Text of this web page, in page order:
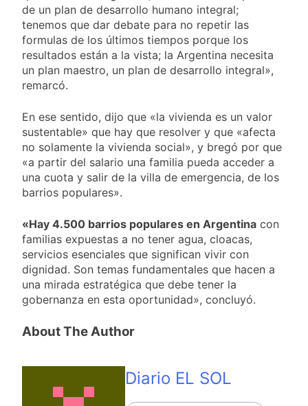
de un plan de desarrollo humano integral;
tenemos que dar debate para no repetir las
formulas de los últimos tiempos porque los
resultados están a la vista; la Argentina necesita
un plan maestro, un plan de desarrollo integral»,
remarcó.
En ese sentido, dijo que «la vivienda es un valor
sustentable» que hay que resolver y que «afecta
no solamente la vivienda social», y bregó por que
«a partir del salario una familia pueda acceder a
una cuota y salir de la villa de emergencia, de los
barrios populares».
«Hay 4.500 barrios populares en Argentina con
familias expuestas a no tener agua, cloacas,
servicios esenciales que significan vivir con
dignidad. Son temas fundamentales que hacen a
una mirada estratégica que debe tener la
gobernanza en esta oportunidad», concluyó.
About The Author
Diario EL SOL